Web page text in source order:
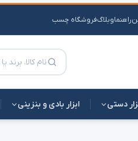
راهنماوبلاگ فروشگاه چسب
دستی ابزار بادی و بنزینی